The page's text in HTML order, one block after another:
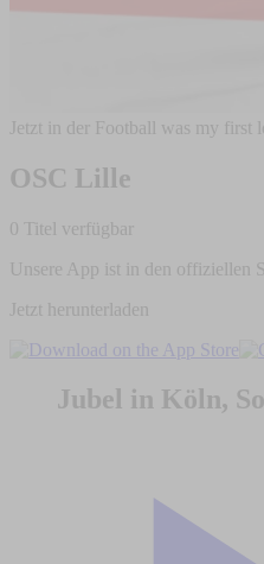
Jetzt in der Football was my first
OSC Lille
0 Titel verfügbar
Unsere App ist in den offiziellen
Jetzt herunterladen
Jubel in Köln,